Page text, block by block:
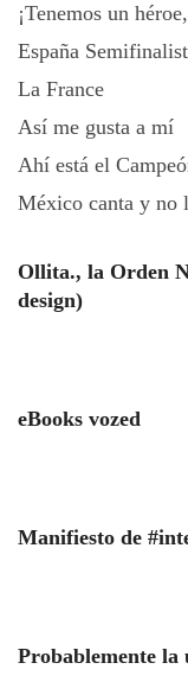
¡Tenemos un
España
La France
Así me gusta a mí
Ahí está el
México canta y no
Ollita., la Orden
design)
eBooks vozed
Manifiesto de
Probablemente